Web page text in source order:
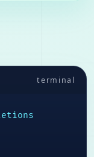
terminal